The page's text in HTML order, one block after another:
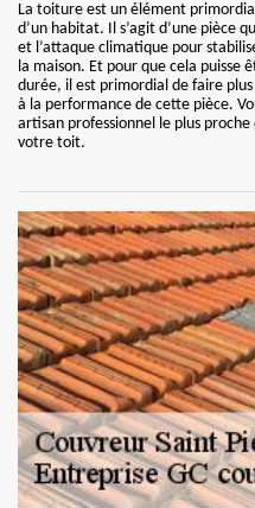
La toiture est un élément
d’un habitat. Il s’agit d’une pièce
et l’attaque climatique pour
la maison. Et pour que cela puisse
durée, il est primordial de faire
à la performance de cette pièce.
artisan professionnel le plus
votre toit.